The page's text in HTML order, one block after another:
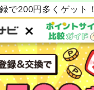
で200円多くゲット！